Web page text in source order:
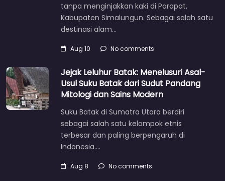
tanpa menginjakkan kaki di Parapat,
Kabupaten Simalungun. Sebagai salah satu
destinasi alam…
Aug 10 No comments
Jejak Leluhur Batak: Menelusuri Asal-
Usul Suku Batak dari Sudut Pandang
Mitologi dan Sains Modern
Suku Batak di Sumatra Utara berdiri
sebagai salah satu kelompok etnis
terbesar dan paling berpengaruh di
Indonesia.…
Aug 8 No comments